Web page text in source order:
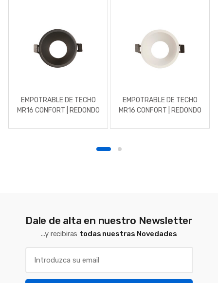
EMPOTRABLE DE TECHO
MR16 CONFORT | REDONDO
EMPOTRABLE DE TECHO
MR16 CONFORT | REDONDO
Dale de alta en nuestro Newsletter
...y recibiras todas nuestras Novedades